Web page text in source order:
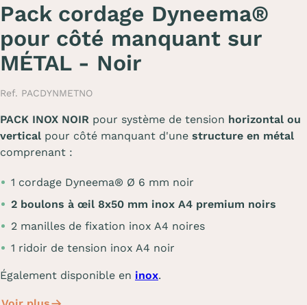
Pack cordage Dyneema®
pour côté manquant sur
MÉTAL - Noir
Ref. PACDYNMETNO
PACK INOX NOIR pour système de tension horizontal ou
vertical pour côté manquant d'une structure en métal
comprenant :
1 cordage Dyneema® Ø 6 mm noir
2 boulons à œil 8x50 mm inox A4 premium noirs
2 manilles de fixation inox A4 noires
1 ridoir de tension inox A4 noir
Également disponible en inox.